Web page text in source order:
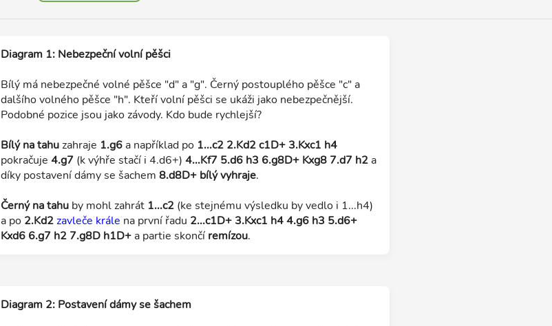
Diagram 1: Nebezpeční volní pěšci
Bílý má nebezpečné volné pěšce "d" a "g". Černý postouplého pěšce "c" a
dalšího volného pěšce "h". Kteří volní pěšci se ukáži jako nebezpečnější.
Podobné pozice jsou jako závody. Kdo bude rychlejší?
Bílý na tahuzahraje 1.g6a například po 1...c2 2.Kd2 c1D+ 3.Kxc1 h4
pokračuje 4.g7(k výhře stačí i 4.d6+) 4...Kf7 5.d6 h3 6.g8D+ Kxg8 7.d7 h2a
díky postavení dámy se šachem 8.d8D+ bílý vyhraje.
Černý na tahuby mohl zahrát 1...c2(ke stejnému výsledku by vedlo i 1...h4)
a po 2.Kd2zavleče krále na první řadu 2...c1D+ 3.Kxc1 h4 4.g6 h3 5.d6+
Kxd6 6.g7 h2 7.g8D h1D+a partie skončí remízou.
Diagram 2: Postavení dámy se šachem